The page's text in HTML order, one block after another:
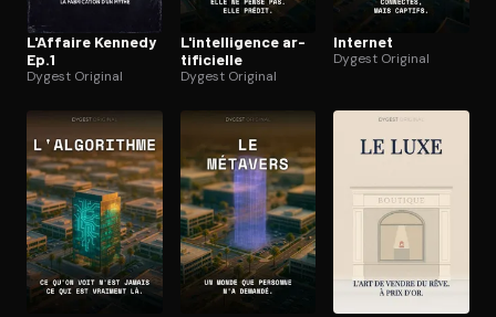
L'Affaire Kennedy
Ep.1
Dygest Original
L'in­tel­li­gence ar­
ti­fi­cielle
Dygest Original
Internet
Dygest Original